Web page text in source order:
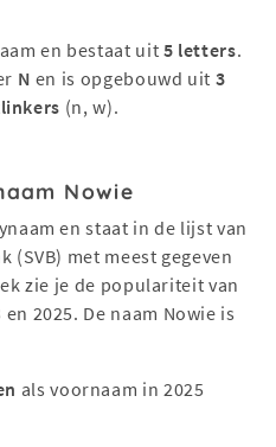
en bestaat uit 5 letters.
N en is opgebouwd uit 3
(n, w).
Nowie
en staat in de lijst van
(SVB) met meest gegeven
zie je de populariteit van
2025. De naam Nowie is
als voornaam in 2025